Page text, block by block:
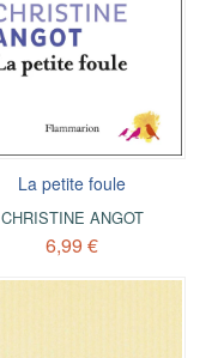
La petite foule
CHRISTINE ANGOT
6,99 €